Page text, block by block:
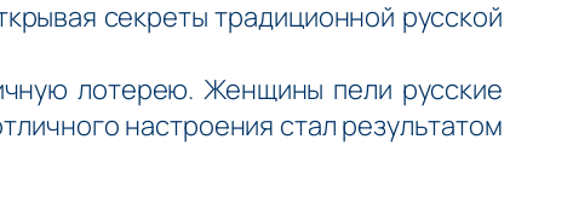
секреты традиционной русской
лотерею. Женщины пели русские
настроения стал результатом